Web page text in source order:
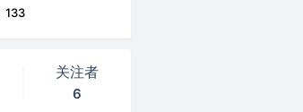
133
关注者
6